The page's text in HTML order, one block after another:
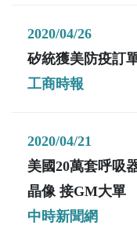
2020/04/26
矽統獲美防疫訂
工商時報
2020/04/21
美國20萬套呼吸
晶像 接GM大單
中時新聞網